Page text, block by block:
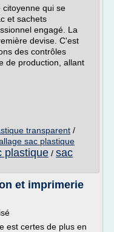
qui se
et sachets
engagé. La
devise. C'est
des contrôles
de production, allant
transparent /
sac plastique
plastique / sac
et imprimerie
est certes de plus en